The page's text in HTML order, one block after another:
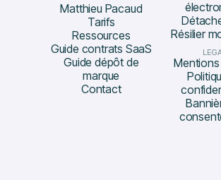
Matthieu Pacaud
Tarifs
Ressources
Guide contrats SaaS
Guide dépôt de
marque
Contact
Résilier